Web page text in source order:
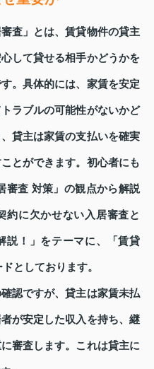
査」とは、賃貸物件の貸主
して貸せる相手かどうかを
。具体的には、家賃を安定
ラブルの可能性がないかど
貸主は家賃の支払いを確実
とができます。初心者にも
審査 対策」の観点から解説
約に欠かせない入居審査と
説！」をテーマに、「賃貸
としております。
認ですが、貸主は家賃未払
が安定した収入を持ち、継
審査します。これは貸主に